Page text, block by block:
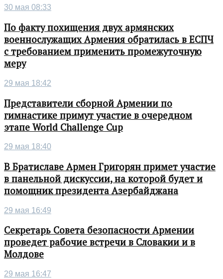
30 мая 08:33
По факту похищения двух армянских
военнослужащих Армения обратилась в ЕСПЧ
с требованием применить промежуточную
меру
29 мая 18:42
Представители сборной Армении по
гимнастике примут участие в очередном
этапе World Challenge Cup
29 мая 18:40
В Братиславе Армен Григорян примет участие
в панельной дискуссии, на которой будет и
помощник президента Азербайджана
29 мая 16:49
Секретарь Совета безопасности Армении
проведет рабочие встречи в Словакии и в
Молдове
29 мая 16:47